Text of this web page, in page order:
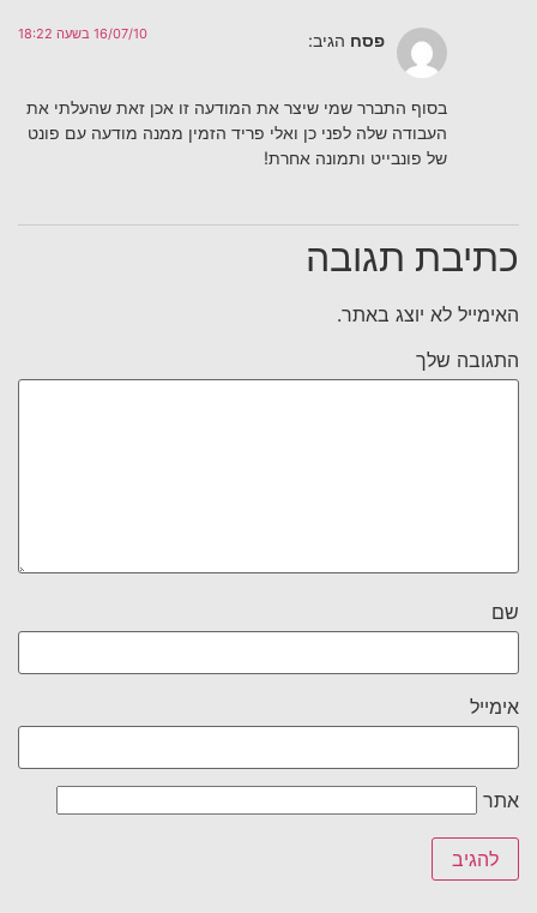
פסח הגיב: 16/07/10 בשעה 18:22
בסוף התברר שמי שיצר את המודעה זו אכן זאת שהעלתי את
העבודה שלה לפני כן ואלי פריד הזמין ממנה מודעה עם פונט
של פונבייט ותמונה אחרת!
כתיבת תגובה
האימייל לא יוצג באתר.
התגובה שלך
שם
אימייל
אתר